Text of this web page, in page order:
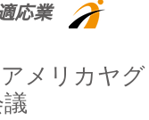
応業
メリカヤグ